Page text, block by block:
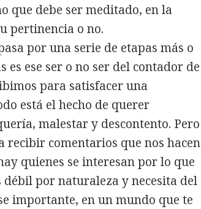
que debe ser meditado, en la
pertinencia o no.
por una serie de etapas más o
es ese ser o no ser del contador de
para satisfacer una
está el hecho de querer
malestar y descontento. Pero
recibir comentarios que nos hacen
quienes se interesan por lo que
por naturaleza y necesita del
importante, en un mundo que te